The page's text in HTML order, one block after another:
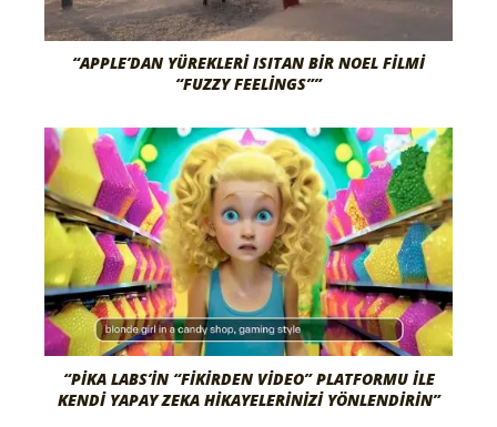
“APPLE’DAN YÜREKLERI ISITAN BIR NOEL FILMI
“FUZZY FEELINGS””
“PIKA LABS’IN “FIKIRDEN VIDEO” PLATFORMU ILE
KENDI YAPAY ZEKA HIKAYELERINIZI YÖNLENDIRIN”